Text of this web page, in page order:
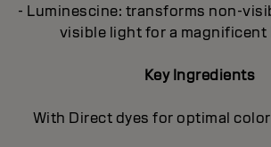
- Luminescine: transforms non-
visible light for a magnificent
Key Ingredients
With Direct dyes for optimal